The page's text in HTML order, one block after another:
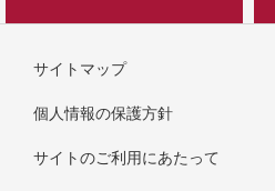
サイトマップ
個人情報の保護方針
サイトのご利用にあたって